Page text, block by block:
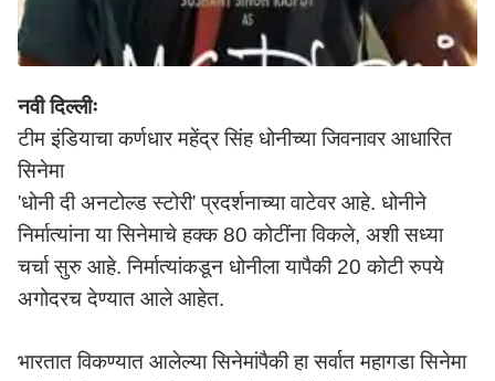
नवी दिल्लीः
टीम इंडियाचा कर्णधार महेंद्र सिंह धोनीच्या जिवनावर आधारित
सिनेमा
'धोनी दी अनटोल्ड स्टोरी'प्रदर्शनाच्या वाटेवर आहे. धोनीने
निर्मात्यांना या सिनेमाचे हक्क 80 कोटींना विकले, अशी सध्या
चर्चा सुरु आहे. निर्मात्यांकडून धोनीला यापैकी 20 कोटी रुपये
अगोदरच देण्यात आले आहेत.
भारतात विकण्यात आलेल्या सिनेमांपैकी हा सर्वात महागडा सिनेमा